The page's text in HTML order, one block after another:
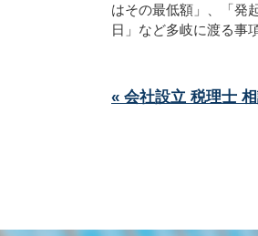
はその最低額」、「発
日」など多岐に渡る事
« 会社設立 税理士